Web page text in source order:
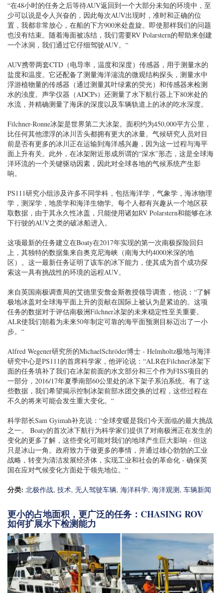
“在48小时的任务之后等待AUV返回到一个大部分未知的环境中，至
少可以说是令人兴奋的，因此每次AUV出现时，准时和正确的位
置，我都非常放心，在船的下方900米处盘旋。即使那样我们的问题
也没有结束。随着海面被冻结，我们需要RV Polarstern的帮助来创建
一个冰洞，我们通过它仔细驾驶AUV。“
AUV携带两套CTD（电导率，温度和深度）传感器，用于测量水的
盐度和温度。它还配备了测量海洋湍流的微观结构探头，测量水中
浮游植物量的传感器（通过测量其叶绿素的荧光）和传感器来检测
水的浊度。声学仪器（ADCPs）还测量了水下航行器上下80米处的
水流，并精确测量了海床的深度以及车辆轨道上的冰的吃水深度。
Filchner-Ronne冰架是世界第二大冰架。面积约为450,000平方公里，
比任何其他漂浮的冰川舌头都拥有更大的冰量。气候研究人员对目
前是否有更多的冰川正在运输到海洋感兴趣，因为这一过程与海平
面上升有关。此外，在冰架附近形成所谓的“深水”形态，这是全球海
洋环流的一个关键驱动因素，因此对全球各地的气候系统产生影
响。
PS111研究小组涉及许多不同学科，包括海洋学，气象学，海冰物理
学，测深学，地质学和海洋生物学。每个人都有兴趣从一个地区获
取数据，由于其永久性冰盖，只能使用诸如RV Polarstern和能够在冰
下行驶的AUV之类的破冰船进入。
这项最新的任务建立在Boaty在2017年实现的第一次南极探险回归
上，其独特的数据集来自奥克尼海峡（南海大约4000米深的地
区）。这一最新任务证明了该车的冰下能力，使其成为首个成功探
索这一具有挑战性的环境的远程AUV。
来自英国南极调查局的艾德里安詹金斯教授领导调查，他说：“了解
极地冰盖对全球海平面上升的贡献在国际上被认为是紧迫的。这项
任务的数据对于评估南极洲Filchner冰架的未来稳定性至关重要。
ALR使我们朝着为未来50年制定可靠的海平面预测目标迈出了一小
步。“
Alfred Wegener研究所的MichaelSchröder博士 - Helmholtz极地与海洋
研究中心是PS111的首席科学家，他评论说：“ALR在Filchner冰架下
面的任务填补了我们在冰架前面的水文部分和三个作为FISS项目的
一部分，2016/17年夏季南部60公里处的冰下架子系泊系统。有了这
些数据，我们希望揭示控制冰架前部水团交换的过程，这些过程在
不久的将来可能会发生重大变化。“
科学部长Sam Gyimah补充说：“全球变暖是我们今天面临的最大挑战
之一。 Boaty的首次冰下航行为科学家们提供了对南极洲正在发生的
变化的更多了解，这些变化可能对我们的地球产生巨大影响 - 但这
只是冰山一角。政府致力于做更多的事情，并通过雄心勃勃的工业
战略，转变为清洁发展经济体，实现工业和社会的革命化 - 确保英
国在应对气候变化方面处于领先地位。“
分类: 北极作战, 技术, 无人驾驶车辆, 海洋科学, 海洋观测, 车辆新闻
更小的占地面积，更广泛的任务：CHASING ROV
如何扩展水下检测能力